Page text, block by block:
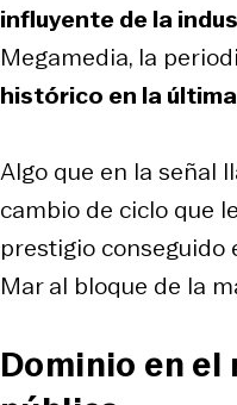
influyente de la
Megamedia, la
histórico en la
Algo que en la señal
cambio de ciclo que
prestigio conseguido
Mar al bloque de la
Dominio en